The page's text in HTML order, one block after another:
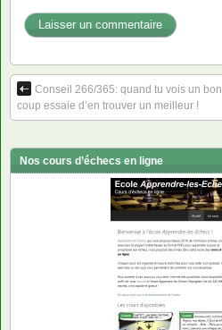
Conseil 266/365: quand tu vois un bon
coup essaie d’en trouver un meilleur !
Nos cours d’échecs en ligne